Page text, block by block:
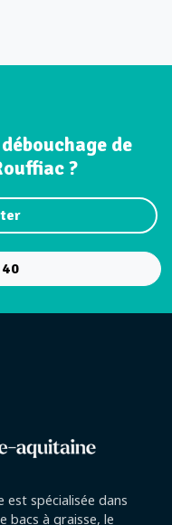
de
?
40
est spécialisée dans
bacs à graisse, le